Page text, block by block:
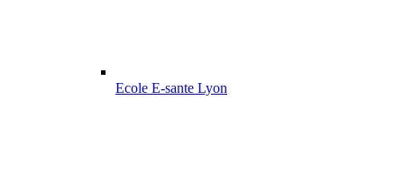
Ecole E-sante Lyon